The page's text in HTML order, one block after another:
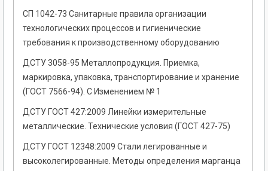
СП 1042-73 Cанитарные правила организации
технологических процессов и гигиенические
требования к производственному оборудованию
ДСТУ 3058-95 Металлопродукция. Приемка,
маркировка, упаковка, транспортирование и хранение
(ГОСТ 7566-94). С Изменением № 1
ДСТУ ГОСТ 427:2009 Линейки измерительные
металлические. Технические условия (ГОСТ 427-75)
ДСТУ ГОСТ 12348:2009 Стали легированные и
высоколегированные. Методы определения марганца